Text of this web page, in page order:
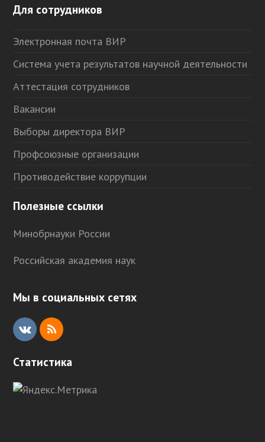
Для сотрудников
Электронная почта ВИР
Система учета результатов научной деятельности
Аттестация сотрудников
Вакансии
Выборы директора ВИР
Профсоюзные организации
Противодействие коррупции
Полезные ссылки
Минобрнауки России
Российская академия наук
Мы в социальных сетях
V
R
Статистика